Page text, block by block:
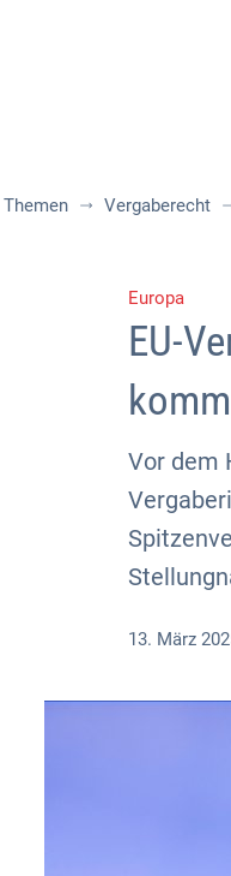
Themen Vergaberecht
Europa
EU-
Vor dem
13. März